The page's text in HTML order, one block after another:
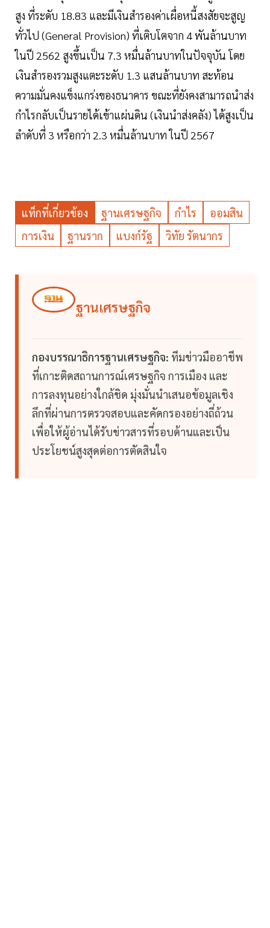
สูง ที่ระดับ 18.83 และมีเงินสำรองค่าเผื่อหนี้สงสัยจะสูญ
ทั่วไป (General Provision) ที่เติบโตจาก 4 พันล้านบาท
ในปี 2562 สูงขึ้นเป็น 7.3 หมื่นล้านบาทในปัจจุบัน โดย
เงินสำรองรวมสูงแตะระดับ 1.3 แสนล้านบาท สะท้อน
ความมั่นคงแข็งแกร่งของธนาคาร ขณะที่ยังคงสามารถนำส่ง
กำไรกลับเป็นรายได้เข้าแผ่นดิน (เงินนำส่งคลัง) ได้สูงเป็น
ลำดับที่ 3 หรือกว่า 2.3 หมื่นล้านบาท ในปี 2567
แท็กที่เกี่ยวข้อง ฐานเศรษฐกิจ กำไร
ออมสิน
การเงิน
ฐานราก แบงก์รัฐ วิทัย รัตนากร
ฐานเศรษฐกิจ
กองบรรณาธิการฐานเศรษฐกิจ: ทีมข่าวมืออาชีพ
ที่เกาะติดสถานการณ์เศรษฐกิจ การเมือง และ
การลงทุนอย่างใกล้ชิด มุ่งมั่นนำเสนอข้อมูลเชิง
ลึกที่ผ่านการตรวจสอบและคัดกรองอย่างถี่ถ้วน
เพื่อให้ผู้อ่านได้รับข่าวสารที่รอบด้านและเป็น
ประโยชน์สูงสุดต่อการตัดสินใจ